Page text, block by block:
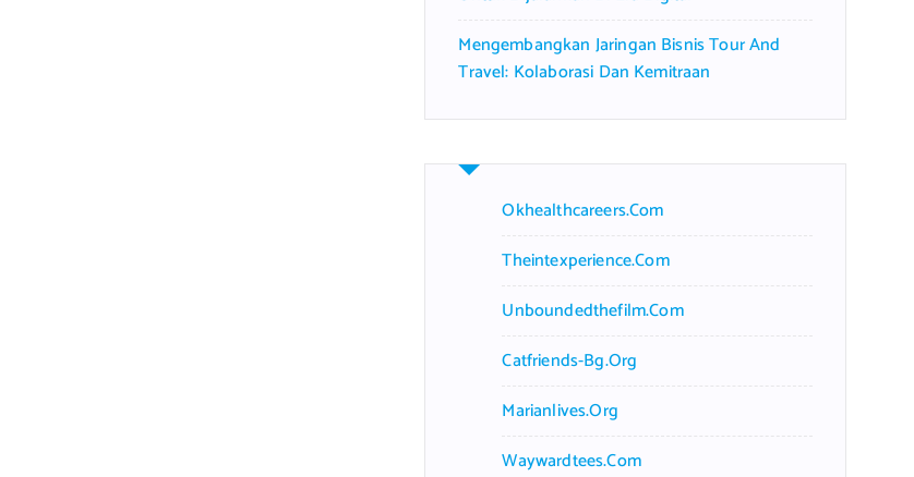
Mengembangkan Jaringan Bisnis Tour And
Travel: Kolaborasi Dan Kemitraan
Okhealthcareers.com
Theintexperience.com
Unboundedthefilm.com
Catfriends-Bg.org
Marianlives.org
Waywardtees.com